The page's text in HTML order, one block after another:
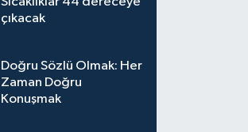
çıkacak
Doğru Sözlü Olmak: Her
Zaman Doğru
Konuşmak